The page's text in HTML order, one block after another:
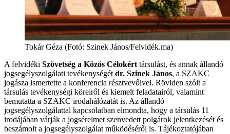
Tokár Géza (Fotó: Szinek János/Felvidék.ma)
A felvidéki Szövetség a Közös Célokért társulást, és annak állandó
jogsegélyszolgálati tevékenységét dr. Szinek János, a SZAKC
jogásza ismertette a konferencia résztvevőivel. Röviden szólt a
társulás tevékenységi köreiről és kiemelt feladatairól, valamint
bemutatta a SZAKC irodahálózatát is. Az állandó
jogsegélyszolgálattal kapcsolatban elmondta, hogy a társulás 11
irodájában várják a jogsérelmet szenvedett polgárok jelentkezését és
beszámolt a jogsegélyszolgálat működéséről is. Tájékoztatójában